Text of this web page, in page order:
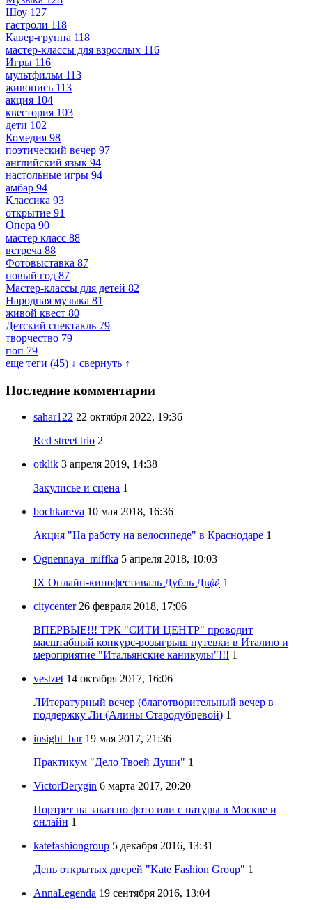
Шоу 127
гастроли 118
Кавер-группа 118
мастер-классы для взрослых 116
Игры 116
мультфильм 113
живопись 113
акция 104
квестория 103
дети 102
Комедия 98
поэтический вечер 97
английский язык 94
настольные игры 94
амбар 94
Классика 93
открытие 91
Опера 90
мастер класс 88
встреча 88
Фотовыставка 87
новый год 87
Мастер-классы для детей 82
Народная музыка 81
живой квест 80
Детский спектакль 79
творчество 79
поп 79
еще теги (45) ↓ свернуть ↑
Последние комментарии
sahar122 22 октября 2022, 19:36
Red street trio 2
otklik 3 апреля 2019, 14:38
Закулисье и сцена 1
bochkareva 10 мая 2018, 16:36
Акция "На работу на велосипеде" в Краснодаре 1
Ognennaya_miffka 5 апреля 2018, 10:03
IX Онлайн-кинофестиваль Дубль Дв@ 1
citycenter 26 февраля 2018, 17:06
ВПЕРВЫЕ!!! ТРК "СИТИ ЦЕНТР" проводит
масштабный конкурс-розыгрыш путевки в Италию и
мероприятие "Итальянские каникулы"!!! 1
vestzet 14 октября 2017, 16:06
ЛИтературный вечер (благотворительный вечер в
поддержку Ли (Алины Стародубцевой) 1
insight_bar 19 мая 2017, 21:36
Практикум "Дело Твоей Души" 1
VictorDerygin 6 марта 2017, 20:20
Портрет на заказ по фото или с натуры в Москве и
онлайн 1
katefashiongroup 5 декабря 2016, 13:31
День открытых дверей "Kate Fashion Group" 1
AnnaLegenda 19 сентября 2016, 13:04